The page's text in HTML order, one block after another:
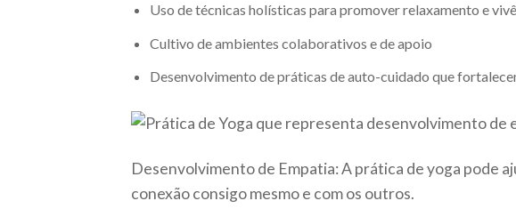
Uso de técnicas holísticas para promover relaxamento e
Cultivo de ambientes colaborativos e de apoio
Desenvolvimento de práticas de auto-cuidado que
Desenvolvimento de Empatia: A prática de yoga pode
conexão consigo mesmo e com os outros.